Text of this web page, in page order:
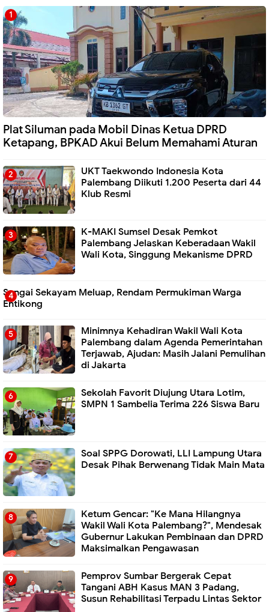
Plat Siluman pada Mobil Dinas Ketua DPRD
Ketapang, BPKAD Akui Belum Memahami Aturan
UKT Taekwondo Indonesia Kota
Palembang Diikuti 1.200 Peserta dari 44
Klub Resmi
K-MAKI Sumsel Desak Pemkot
Palembang Jelaskan Keberadaan Wakil
Wali Kota, Singgung Mekanisme DPRD
Sungai Sekayam Meluap, Rendam Permukiman Warga
Entikong
Minimnya Kehadiran Wakil Wali Kota
Palembang dalam Agenda Pemerintahan
Terjawab, Ajudan: Masih Jalani Pemulihan
di Jakarta
Sekolah Favorit Diujung Utara Lotim,
SMPN 1 Sambelia Terima 226 Siswa Baru ‎
Soal SPPG Dorowati, LLI Lampung Utara
Desak Pihak Berwenang Tidak Main Mata
Ketum Gencar: "Ke Mana Hilangnya
Wakil Wali Kota Palembang?", Mendesak
Gubernur Lakukan Pembinaan dan DPRD
Maksimalkan Pengawasan
Pemprov Sumbar Bergerak Cepat
Tangani ABH Kasus MAN 3 Padang,
Susun Rehabilitasi Terpadu Lintas Sektor